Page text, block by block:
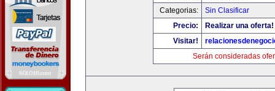
Categorias:
Sin Clasificar
Precio:
Realizar una oferta!
Visitar!
Serán consideradas